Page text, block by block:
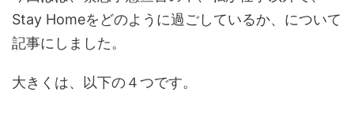
Stay Homeをどのように過ごしているか、について
記事にしました。
大きくは、以下の４つです。